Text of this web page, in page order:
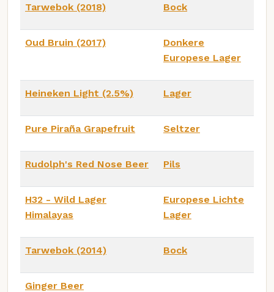
Tarwebok (2018) Bock
Oud Bruin (2017)
Donkere
Europese Lager
Heineken Light (2.5%) Lager
Pure Piraña Grapefruit Seltzer
Rudolph's Red Nose Beer Pils
H32 - Wild Lager
Himalayas
Europese Lichte
Lager
Tarwebok (2014) Bock
Ginger Beer